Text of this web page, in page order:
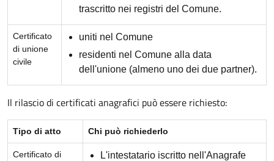
trascritto nei registri del Comune.
Certificato
di unione
civile
uniti nel Comune
residenti nel Comune alla data
dell'unione (almeno uno dei due partner).
Il rilascio di certificati anagrafici può essere richiesto:
Tipo di atto Chi può richiederlo
Certificato di
L'intestatario iscritto nell'Anagrafe